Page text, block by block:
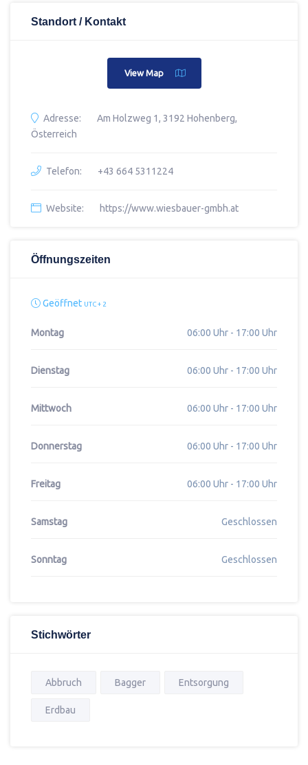
Standort / Kontakt
View Map
Adresse:
Am Holzweg 1, 3192 Hohenberg,
Österreich
Telefon: +43 664 5311224
Website: https://www.wiesbauer-gmbh.at
Öffnungszeiten
Geöffnet UTC + 2
Montag 06:00 Uhr - 17:00 Uhr
Dienstag 06:00 Uhr - 17:00 Uhr
Mittwoch 06:00 Uhr - 17:00 Uhr
Donnerstag 06:00 Uhr - 17:00 Uhr
Freitag 06:00 Uhr - 17:00 Uhr
Samstag Geschlossen
Sonntag Geschlossen
Stichwörter
Abbruch Bagger Entsorgung
Erdbau